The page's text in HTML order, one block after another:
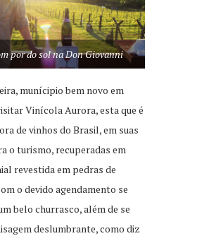
por do sol na Don Giovanni
munícipio bem novo em
Vinícola Aurora, esta que é
de vinhos do Brasil, em suas
o turismo, recuperadas em
revestida em pedras de
o devido agendamento se
belo churrasco, além de se
deslumbrante, como diz